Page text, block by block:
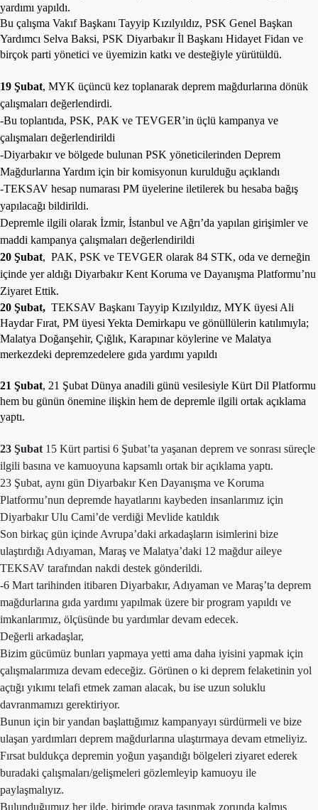
yardımı yapıldı.
Bu çalışma Vakıf Başkanı Tayyip Kızılyıldız, PSK Genel Başkan
Yardımcı Selva Baksi, PSK Diyarbakır İl Başkanı Hidayet Fidan ve
birçok parti yönetici ve üyemizin katkı ve desteğiyle yürütüldü.
19 Şubat, MYK üçüncü kez toplanarak deprem mağdurlarına dönük
çalışmaları değerlendirdi.
-Bu toplantıda, PSK, PAK ve TEVGER’in üçlü kampanya ve
çalışmaları değerlendirildi
-Diyarbakır ve bölgede bulunan PSK yöneticilerinden Deprem
Mağdurlarına Yardım için bir komisyonun kurulduğu açıklandı
-TEKSAV hesap numarası PM üyelerine iletilerek bu hesaba bağış
yapılacağı bildirildi.
Depremle ilgili olarak İzmir, İstanbul ve Ağrı’da yapılan girişimler ve
maddi kampanya çalışmaları değerlendirildi
20 Şubat, PAK, PSK ve TEVGER olarak 84 STK, oda ve derneğin
içinde yer aldığı Diyarbakır Kent Koruma ve Dayanışma Platformu’nu
Ziyaret Ettik.
20 Şubat, TEKSAV Başkanı Tayyip Kızılyıldız, MYK üyesi Ali
Haydar Fırat, PM üyesi Yekta Demirkapu ve gönüllülerin katılımıyla;
Malatya Doğanşehir, Çığlık, Karapınar köylerine ve Malatya
merkezdeki depremzedelere gıda yardımı yapıldı
21 Şubat, 21 Şubat Dünya anadili günü vesilesiyle Kürt Dil Platformu
hem bu günün önemine ilişkin hem de depremle ilgili ortak açıklama
yaptı.
23 Şubat 15 Kürt partisi 6 Şubat’ta yaşanan deprem ve sonrası süreçle
ilgili basına ve kamuoyuna kapsamlı ortak bir açıklama yaptı.
23 Şubat, aynı gün Diyarbakır Ken Dayanışma ve Koruma
Platformu’nun depremde hayatlarını kaybeden insanlarımız için
Diyarbakır Ulu Cami’de verdiği Mevlide katıldık
Son birkaç gün içinde Avrupa’daki arkadaşların isimlerini bize
ulaştırdığı Adıyaman, Maraş ve Malatya’daki 12 mağdur aileye
TEKSAV tarafından nakdi destek gönderildi.
-6 Mart tarihinden itibaren Diyarbakır, Adıyaman ve Maraş’ta deprem
mağdurlarına gıda yardımı yapılmak üzere bir program yapıldı ve
imkanlarımız, ölçüsünde bu yardımlar devam edecek.
Değerli arkadaşlar,
Bizim gücümüz bunları yapmaya yetti ama daha iyisini yapmak için
çalışmalarımıza devam edeceğiz. Görünen o ki deprem felaketinin yol
açtığı yıkımı telafi etmek zaman alacak, bu ise uzun soluklu
davranmamızı gerektiriyor.
Bunun için bir yandan başlattığımız kampanyayı sürdürmeli ve bize
ulaşan yardımları deprem mağdurlarına ulaştırmaya devam etmeliyiz.
Fırsat buldukça depremin yoğun yaşandığı bölgeleri ziyaret ederek
buradaki çalışmaları/gelişmeleri gözlemleyip kamuoyu ile
paylaşmalıyız.
Bulunduğumuz her ilde, birimde oraya taşınmak zorunda kalmış